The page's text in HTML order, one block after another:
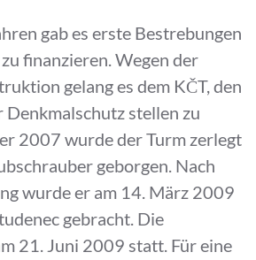
gab es erste Bestrebungen
finanzieren. Wegen der
gelang es dem KČT, den
stellen zu
2007 wurde der Turm zerlegt
geborgen. Nach
wurde er am 14. März 2009
gebracht. Die
21. Juni 2009 statt. Für eine